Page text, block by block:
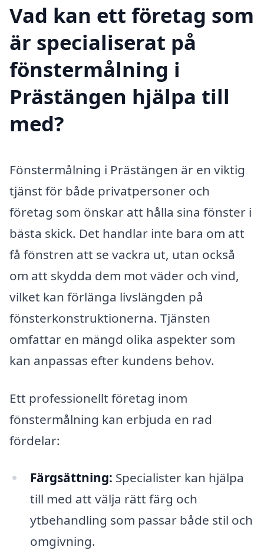
Vad kan ett företag som
är specialiserat på
fönstermålning i
Prästängen hjälpa till
med?
Fönstermålning i Prästängen är en viktig
tjänst för både privatpersoner och
företag som önskar att hålla sina fönster i
bästa skick. Det handlar inte bara om att
få fönstren att se vackra ut, utan också
om att skydda dem mot väder och vind,
vilket kan förlänga livslängden på
fönsterkonstruktionerna. Tjänsten
omfattar en mängd olika aspekter som
kan anpassas efter kundens behov.
Ett professionellt företag inom
fönstermålning kan erbjuda en rad
fördelar:
Färgsättning: Specialister kan hjälpa
till med att välja rätt färg och
ytbehandling som passar både stil och
omgivning.